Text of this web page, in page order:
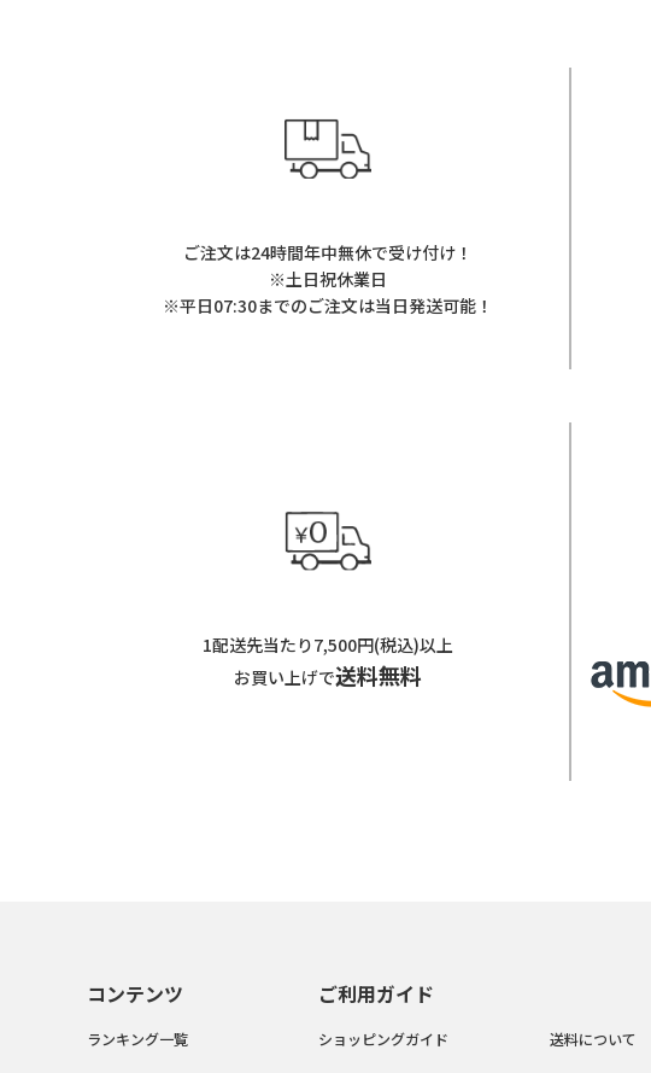
ご注文は24時間年中無休で受け付け！
※土日祝休業日
※平日07:30までのご注文は当日発送可能！
1配送先当たり7,500円(税込)以上
お買い上げで送料無料
コンテンツ
ランキング一覧
ご利用ガイド
ショッピングガイド
送料について